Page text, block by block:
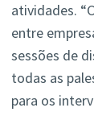
atividades.
entre
sessões de
todas as
para os